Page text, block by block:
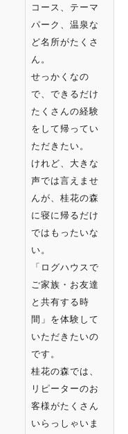
コース、テーマ
パーク、温泉な
ど名所がたくさ
ん。
せっかくなの
で、できるだけ
たくさんの経験
をして帰ってい
ただきたい。
けれど、大きな
声では言えませ
んが、桂花の森
に寝に帰るだけ
ではもったいな
い。
「ログハウスで
ご家族・お友達
と共有する時
間」を体験して
いただきたいの
です。
桂花の森では、
リピーターのお
客様がたくさん
いらっしゃいま